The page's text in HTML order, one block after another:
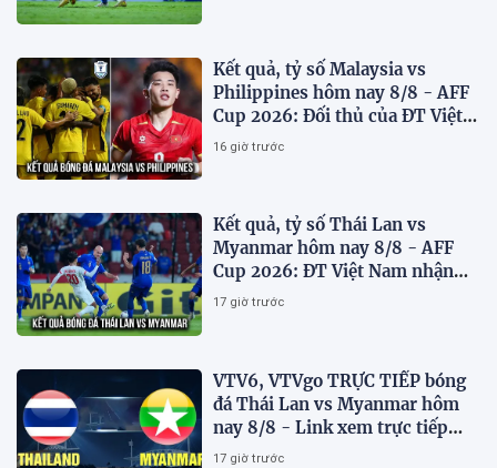
Kết quả, tỷ số Malaysia vs
Philippines hôm nay 8/8 - AFF
Cup 2026: Đối thủ của ĐT Việt
Nam lộ diện
16 giờ trước
Kết quả, tỷ số Thái Lan vs
Myanmar hôm nay 8/8 - AFF
Cup 2026: ĐT Việt Nam nhận
tin vui
17 giờ trước
VTV6, VTVgo TRỰC TIẾP bóng
đá Thái Lan vs Myanmar hôm
nay 8/8 - Link xem trực tiếp
AFF Cup 2026 mới nhất
17 giờ trước